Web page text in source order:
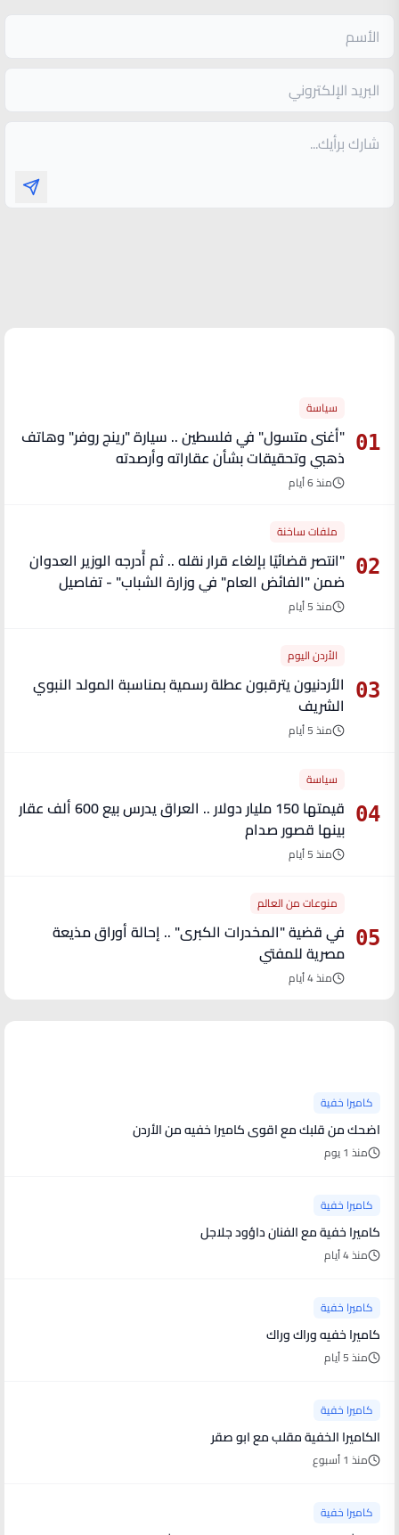
01
سياسة
"أغنى متسول" في فلسطين .. سيارة "رينج روفر" وهاتف
ذهبي وتحقيقات بشأن عقاراته وأرصدته
منذ 6 أيام
02
ملفات ساخنة
"انتصر قضائيًا بإلغاء قرار نقله .. ثم أُدرجه الوزير العدوان
ضمن "الفائض العام" في وزارة الشباب" - تفاصيل
منذ 5 أيام
03
الأردن اليوم
الأردنيون يترقبون عطلة رسمية بمناسبة المولد النبوي
الشريف
منذ 5 أيام
04
سياسة
قيمتها 150 مليار دولار .. العراق يدرس بيع 600 ألف عقار
بينها قصور صدام
منذ 5 أيام
05
منوعات من العالم
في قضية "المخدرات الكبرى" .. إحالة أوراق مذيعة
مصرية للمفتي
منذ 4 أيام
كاميرا خفية
اضحك من قلبك مع اقوى كاميرا خفيه من الأردن
منذ 1 يوم
كاميرا خفية
كاميرا خفية مع الفنان داؤود جلاجل
منذ 4 أيام
كاميرا خفية
كاميرا خفيه وراك وراك
منذ 5 أيام
كاميرا خفية
الكاميرا الخفية مقلب مع ابو صقر
منذ 1 أسبوع
كاميرا خفية